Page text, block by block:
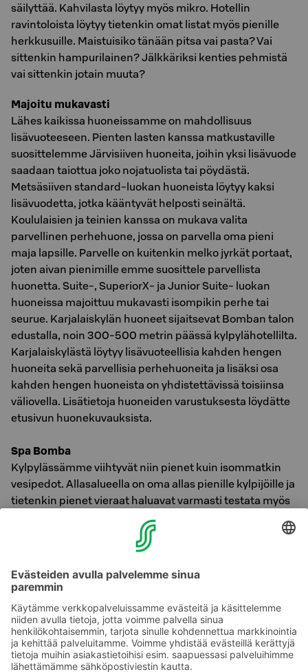
säilyttää. Kahvilasta löytyy myös mikro. Hotellin
ravintoloista löytyy tietenkin omat listat myös pienille
herkkusuille. Maistuisiko tänään pitsa vai pasta? Vai
sittenkin hampurilainen? Jälkkäriksi kenties pehmistä
vai sittenkin jotain muuta?
Majoitu mukavasti
Lähes kaikissa huoneissamme on mahdollisuus
lisävuoteeseen. Pienten lasten kanssa matkustaville
suosittelemme Järvisiiven huoneita, joihin yksi lisävuode
saadaan taiottua joko nojatuolista tai pöydästä.
Metsäsiiven standard-luokan huoneista löytyy kaksi
lisävuodetta, jotka kääntyvät helposti seinältä.
Koululaisien ja teinien kanssa on mukava valita
parvellinen perhehuone, jossa on parvella oma pieni
maja lapsille. Parvelle on kuitenkin melko jyrkät portaat,
joten aivan pienimille emme suosittele parvellista
huonetta. Suite-, SuperiorX- ja Junior Suite- luokan
huoneissa majoittuu mukavasti isompikin perhe tai
seurue. Karjalaiskylän huoneet sijaitsevat Bomban talon
edustalla, noin 300-500 metrin päässä kylpylähotellilta.
Karjalaiskylästä löytyy lisävuoteellisia kahden hengen
huoneita sekä parvellisia perhehuoneita ja lisäksi osa
kahden hengen huoneista on yhdistettävissä toisiinsa
väliovella. Lisätietoja huoneiden varustuksesta löydätte
etusivun huonekuvauksista.
Spa Bomba
Kylpylässämme viihtyvät niin pienet kuin isommatkin
vesipedot. Allasalueella on oma allas pienille kylpijöille ja
tietenkin pienet vieraat haluavat varmasti testata myös
muut altaat. Allasalueella on lainattavissa
selkäkellukkeita ja kelluvia leluja. Pukuhuoneista löytyy
vaipanvaihtopiste sekä bumbo-tuolit helpottamaan
Onni Orava
Onni Orava vierailee satunnaisesti leikkihuoneessa ja
alueen tapahtumissa. Kysy lisää vastaanotosta!